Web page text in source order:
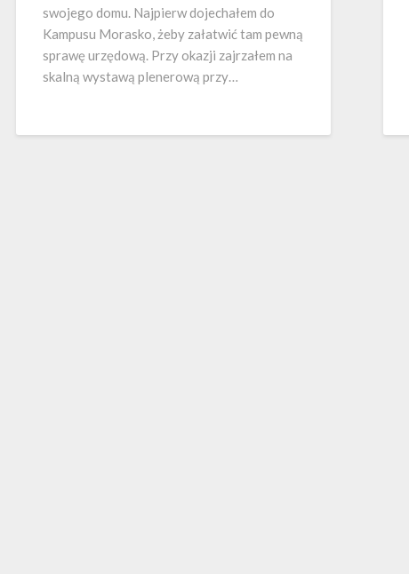
swojego domu. Najpierw dojechałem do
Kampusu Morasko, żeby załatwić tam pewną
sprawę urzędową. Przy okazji zajrzałem na
skalną wystawą plenerową przy…